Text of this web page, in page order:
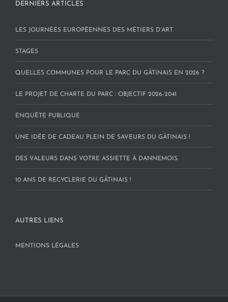
DERNIERS ARTICLES
LES JOURNÉES EUROPÉENNES DES MÉTIERS D’ART
STAGES
QUELLES COMMUNES POUR LE PARC DU GÂTINAIS EN 2026 ?
LE PROJET DE CHARTE DU PARC : OBJECTIF 2026-2041
ENQUÊTE PUBLIQUE
UNE IDÉE DE CADEAU PLEIN DE SAVEURS DU GÂTINAIS !
DES VALEURS DANS VOTRE ASSIETTE À DANNEMOIS
10 ANS DE RECYCLERIE DU GÂTINAIS !
AUTRES LIENS
MENTIONS LÉGALES